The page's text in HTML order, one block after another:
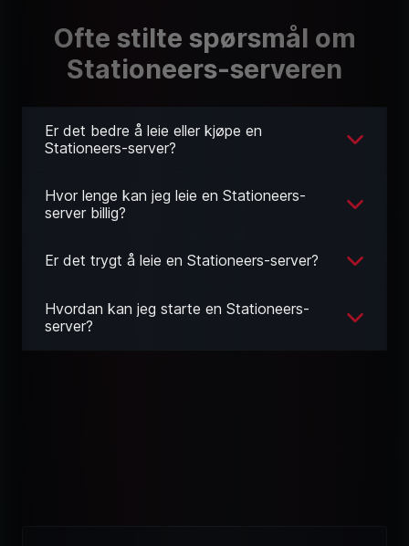
Ofte stilte spørsmål om
Stationeers-serveren
Er det bedre å leie eller kjøpe en
Stationeers-server?
Hvor lenge kan jeg leie en Stationeers-
server billig?
Er det trygt å leie en Stationeers-server?
Hvordan kan jeg starte en Stationeers-
server?